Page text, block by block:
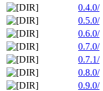
0.4.0/
0.5.0/
0.6.0/
0.7.0/
0.7.1/
0.8.0/
0.9.0/